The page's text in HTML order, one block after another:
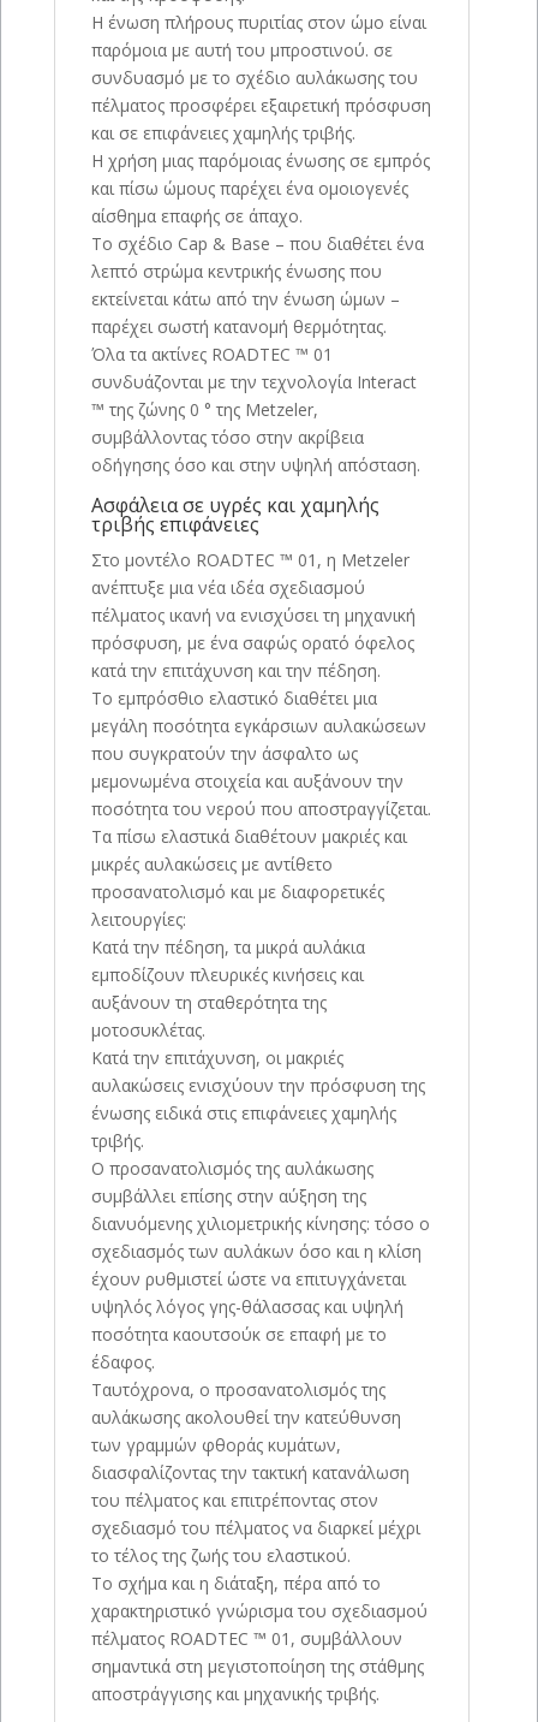
Η ένωση πλήρους πυριτίας στον ώμο είναι
παρόμοια με αυτή του μπροστινού. σε
συνδυασμό με το σχέδιο αυλάκωσης του
πέλματος προσφέρει εξαιρετική πρόσφυση
και σε επιφάνειες χαμηλής τριβής.
Η χρήση μιας παρόμοιας ένωσης σε εμπρός
και πίσω ώμους παρέχει ένα ομοιογενές
αίσθημα επαφής σε άπαχο.
Το σχέδιο Cap & Base – που διαθέτει ένα
λεπτό στρώμα κεντρικής ένωσης που
εκτείνεται κάτω από την ένωση ώμων –
παρέχει σωστή κατανομή θερμότητας.
Όλα τα ακτίνες ROADTEC ™ 01
συνδυάζονται με την τεχνολογία Interact
™ της ζώνης 0 ° της Metzeler,
συμβάλλοντας τόσο στην ακρίβεια
οδήγησης όσο και στην υψηλή απόσταση.
Ασφάλεια σε υγρές και χαμηλής
τριβής επιφάνειες
Στο μοντέλο ROADTEC ™ 01, η Metzeler
ανέπτυξε μια νέα ιδέα σχεδιασμού
πέλματος ικανή να ενισχύσει τη μηχανική
πρόσφυση, με ένα σαφώς ορατό όφελος
κατά την επιτάχυνση και την πέδηση.
Το εμπρόσθιο ελαστικό διαθέτει μια
μεγάλη ποσότητα εγκάρσιων αυλακώσεων
που συγκρατούν την άσφαλτο ως
μεμονωμένα στοιχεία και αυξάνουν την
ποσότητα του νερού που αποστραγγίζεται.
Τα πίσω ελαστικά διαθέτουν μακριές και
μικρές αυλακώσεις με αντίθετο
προσανατολισμό και με διαφορετικές
λειτουργίες:
Κατά την πέδηση, τα μικρά αυλάκια
εμποδίζουν πλευρικές κινήσεις και
αυξάνουν τη σταθερότητα της
μοτοσυκλέτας.
Κατά την επιτάχυνση, οι μακριές
αυλακώσεις ενισχύουν την πρόσφυση της
ένωσης ειδικά στις επιφάνειες χαμηλής
τριβής.
Ο προσανατολισμός της αυλάκωσης
συμβάλλει επίσης στην αύξηση της
διανυόμενης χιλιομετρικής κίνησης: τόσο ο
σχεδιασμός των αυλάκων όσο και η κλίση
έχουν ρυθμιστεί ώστε να επιτυγχάνεται
υψηλός λόγος γης-θάλασσας και υψηλή
ποσότητα καουτσούκ σε επαφή με το
έδαφος.
Ταυτόχρονα, ο προσανατολισμός της
αυλάκωσης ακολουθεί την κατεύθυνση
των γραμμών φθοράς κυμάτων,
διασφαλίζοντας την τακτική κατανάλωση
του πέλματος και επιτρέποντας στον
σχεδιασμό του πέλματος να διαρκεί μέχρι
το τέλος της ζωής του ελαστικού.
Το σχήμα και η διάταξη, πέρα ​​από το
χαρακτηριστικό γνώρισμα του σχεδιασμού
πέλματος ROADTEC ™ 01, συμβάλλουν
σημαντικά στη μεγιστοποίηση της στάθμης
αποστράγγισης και μηχανικής τριβής.